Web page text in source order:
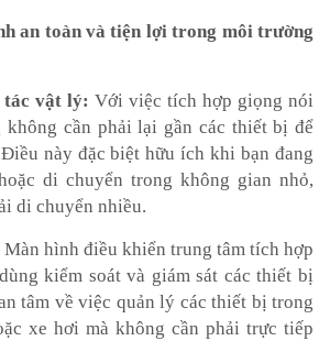
an toàn và tiện lợi trong môi trường
tác vật lý: Với việc tích hợp giọng nói
không cần phải lại gần các thiết bị để
này đặc biệt hữu ích khi bạn đang
di chuyển trong không gian nhỏ,
di chuyển nhiều.
Màn hình điều khiển trung tâm tích hợp
kiểm soát và giám sát các thiết bị
tâm về việc quản lý các thiết bị trong
xe hơi mà không cần phải trực tiếp